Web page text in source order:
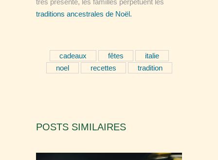
traditions ancestrales de Noël.
cadeaux fêtes
italie
noel
recettes tradition
POSTS SIMILAIRES